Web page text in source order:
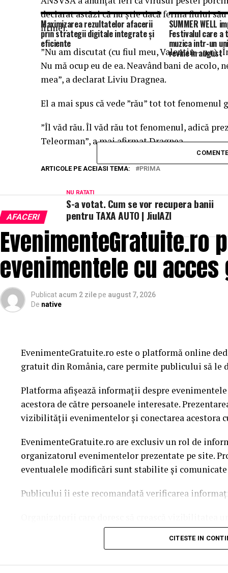
declarat astăzi că nu ştie dacă ferma fiului
firmei.
”Nu am discutat (cu fiul meu, Valentin – n.r.) .
Nu mă ocup eu de ea. Neavând bani de acolo,
mea”, a declarat Liviu Dragnea.
El a mai spus că vede ”rău” tot tot
”Îl văd rău. Îl văd rău tot fenomenul, adică
Teleorman”, a mai afirmat Dragnea.
ARTICOLE PE ACEIASI TEMA: PRIMA
NU RATATI
S-a votat. Cum se vor recupera banii
pentru TAXA AUTO | JiulAZI
Maximizarea rezultatelor afacerii
prin strategii digitale integrate și
eficiente
SUMMER WELL
Festivalul care
muzica intr-un
revine in august
AFACERI
EvenimenteGratuite.ro
evenimentele cu
Publicat acum 2 zile pe august 7, 2026
De native
EvenimenteGratuite.ro este o platformă online
gratuit din România, care permite publicului să le
Platforma afișează informații despre
acestora de către persoanele interesate.
vizibilității evenimentelor și conectarea acestora
EvenimenteGratuite.ro are exclusiv un rol de
organizatorul evenimentelor prezentate pe site.
eventualele modificări sunt stabilite și
Publicului îi este recomandată verificarea
solicita o ofertă de promovare din partea echipei
CITESTE IN